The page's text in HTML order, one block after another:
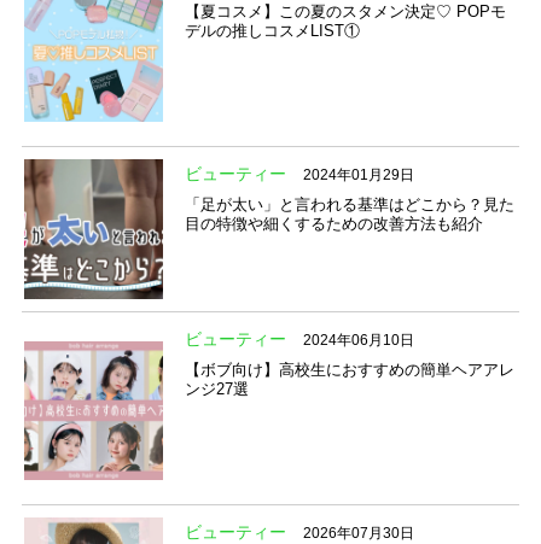
【夏コスメ】この夏のスタメン決定♡ POPモ
デルの推しコスメLIST①
ビューティー 2024年01月29日
「足が太い」と言われる基準はどこから？見た
目の特徴や細くするための改善方法も紹介
ビューティー 2024年06月10日
【ボブ向け】高校生におすすめの簡単ヘアアレ
ンジ27選
ビューティー 2026年07月30日